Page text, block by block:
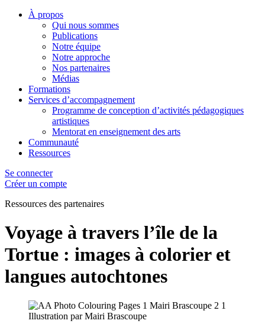
À propos
Qui nous sommes
Publications
Notre équipe
Notre approche
Nos partenaires
Médias
Formations
Services d’accompagnement
Programme de conception d’activités pédagogiques
artistiques
Mentorat en enseignement des arts
Communauté
Ressources
Se connecter
Créer un compte
Ressources des partenaires
Voyage à travers l’île de la
Tortue : images à colorier et
langues autochtones
Illustration par Mairi Brascoupe